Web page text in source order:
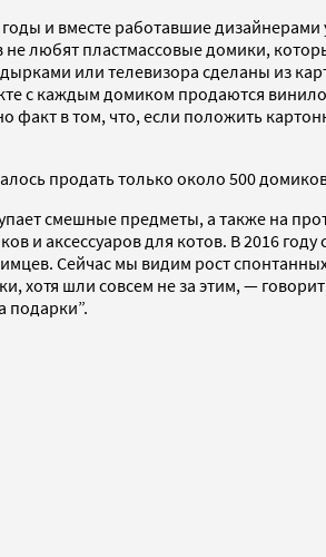
и вместе работавшие дизайнерами
любят пластмассовые домики,
или телевизора сделаны из
с каждым домиком продаются
факт в том, что, если положить
продать только около 500
смешные предметы, а также на
и аксессуаров для котов. В 2016 году
Сейчас мы видим рост
хотя шли совсем не за этим, —
подарки”.